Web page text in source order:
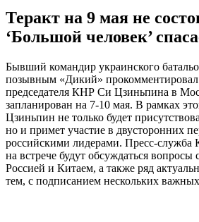
Теракт на 9 мая не
‘Большой человек’
Бывший командир украинского
позывным «Дикий»
председателя КНР Си Цзиньпина в
запланирован на 7-10 мая. В рамках
Цзиньпин не только будет
но и примет участие в двусторонних
российскими лидерами. Пресс-служба
на встрече будут обсуждаться вопросы
Россией и Китаем, а также ряд
тем, с подписанием нескольких